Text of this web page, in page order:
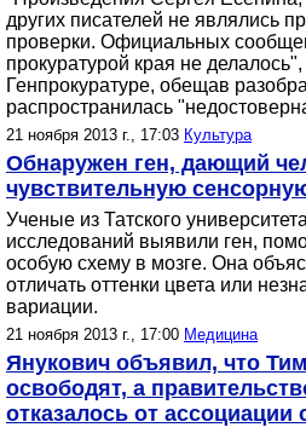
других писателей не являлись
проверки. Официальных
прокуратурой края не
Генпрокуратуре, обещав
распространилась
21 ноября 2013 г., 17:03 Культура
Обнаружен ген, дающий
чувствительную
Ученые из Татского
исследований выявили ген,
особую схему в мозге. Она
отличать оттенки цвета или
вариации.
21 ноября 2013 г., 17:00 Медицина
Янукович объявил, что
освободят, а
отказалось от ассоциации